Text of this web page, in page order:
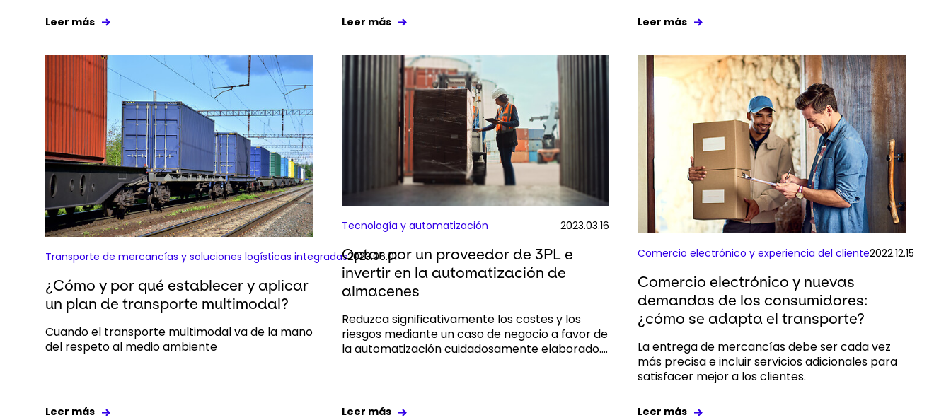
Leer más Leer más Leer más
Transporte de mercancías y soluciones logísticas integradas2023.06.01
¿Cómo y por qué establecer y aplicar
un plan de transporte multimodal?
Cuando el transporte multimodal va de la mano
del respeto al medio ambiente
Leer más
Tecnología y automatización 2023.03.16
Optar por un proveedor de 3PL e
invertir en la automatización de
almacenes
Reduzca significativamente los costes y los
riesgos mediante un caso de negocio a favor de
la automatización cuidadosamente elaborado....
Leer más
Comercio electrónico y experiencia del cliente2022.12.15
Comercio electrónico y nuevas
demandas de los consumidores:
¿cómo se adapta el transporte?
La entrega de mercancías debe ser cada vez
más precisa e incluir servicios adicionales para
satisfacer mejor a los clientes.
Leer más